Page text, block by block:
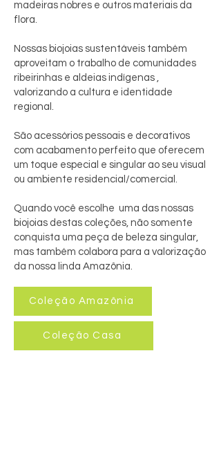
madeiras nobres e outros materiais da
flora.
Nossas biojoias sustentáveis também
aproveitam o trabalho de comunidades
ribeirinhas e aldeias indígenas ,
valorizando a cultura e identidade
regional.
São acessórios pessoais e decorativos
com acabamento perfeito que oferecem
um toque especial e singular ao seu visual
ou ambiente residencial/comercial.
Quando você escolhe uma das nossas
biojoias destas coleções, não somente
conquista uma peça de beleza singular,
mas também colabora para a valorização
da nossa linda Amazônia.
Coleção Amazônia
Coleção Casa